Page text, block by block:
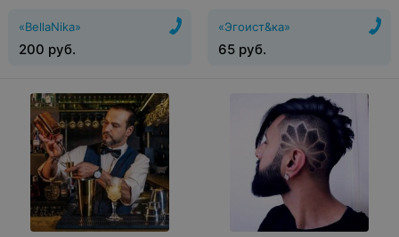
«BellaNika»
200 руб.
«Эгоист&ка»
65 руб.